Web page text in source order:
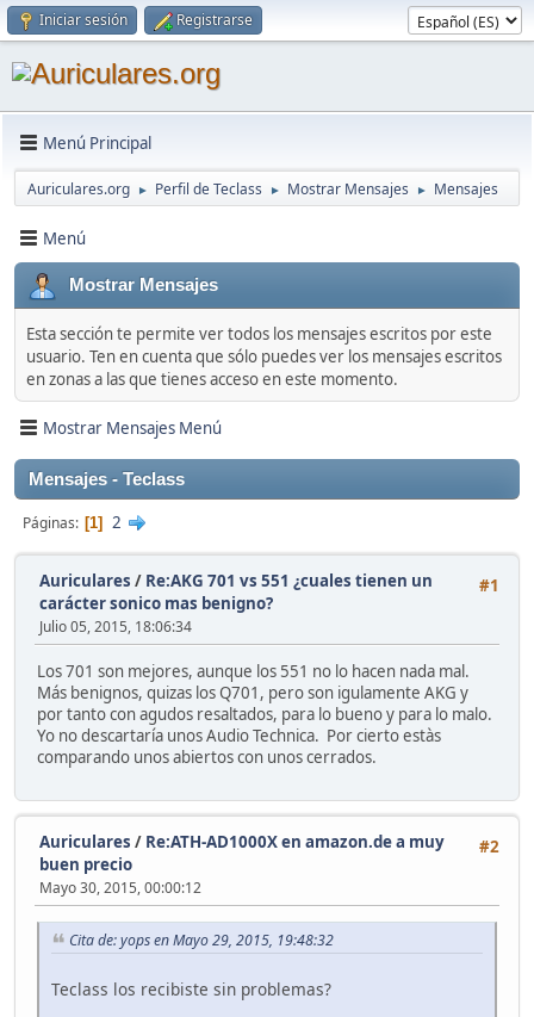
Iniciar sesión Registrarse
Menú Principal
Auriculares.org ► Perfil de Teclass ► Mostrar Mensajes ► Mensajes
Menú
Mostrar Mensajes
Esta sección te permite ver todos los mensajes escritos por este
usuario. Ten en cuenta que sólo puedes ver los mensajes escritos
en zonas a las que tienes acceso en este momento.
Mostrar Mensajes Menú
Mensajes - Teclass
Páginas 1 2
#1
Auriculares / Re:AKG 701 vs 551 ¿cuales tienen un
carácter sonico mas benigno?
Julio 05, 2015, 18:06:34
Los 701 son mejores, aunque los 551 no lo hacen nada mal.
Más benignos, quizas los Q701, pero son igulamente AKG y
por tanto con agudos resaltados, para lo bueno y para lo malo.
Yo no descartaría unos Audio Technica. Por cierto estàs
comparando unos abiertos con unos cerrados.
#2
Auriculares / Re:ATH-AD1000X en amazon.de a muy
buen precio
Mayo 30, 2015, 00:00:12
Cita de: yops en Mayo 29, 2015, 19:48:32
Teclass los recibiste sin problemas?